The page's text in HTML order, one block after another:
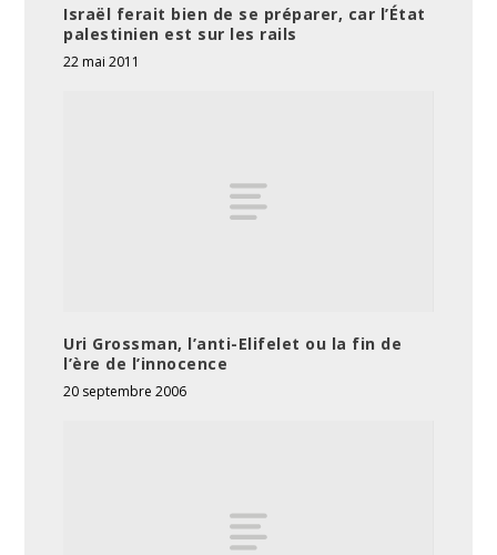
Israël ferait bien de se préparer, car l’État
palestinien est sur les rails
22 mai 2011
Uri Grossman, l’anti-Elifelet ou la fin de
l’ère de l’innocence
20 septembre 2006